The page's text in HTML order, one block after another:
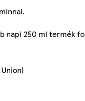
napi 250 ml termék